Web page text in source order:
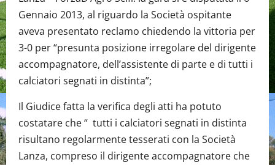
Gennaio 2013, al riguardo la Società ospitante
aveva presentato reclamo chiedendo la vittoria per
3-0 per “presunta posizione irregolare del dirigente
accompagnatore, dell’assistente di parte e di tutti i
calciatori segnati in distinta”;
Il Giudice fatta la verifica degli atti ha potuto
costatare che “ tutti i calciatori segnati in distinta
risultano regolarmente tesserati con la Società
Lanza, compreso il dirigente accompagnatore che